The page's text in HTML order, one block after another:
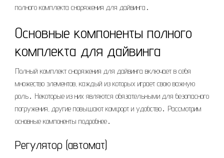
полного комплекта снаряжения для дайвинга․
Основные компоненты полного
комплекта для дайвинга
Полный комплект снаряжения для дайвинга включает в себя
множество элементов, каждый из которых играет свою важную
роль․ Некоторые из них являются обязательными для безопасного
погружения, другие повышают комфорт и удобство․ Рассмотрим
основные компоненты подробнее․
Регулятор (автомат)